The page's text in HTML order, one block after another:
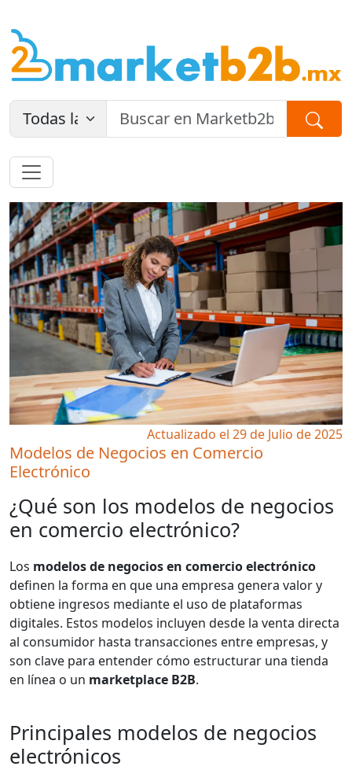
Actualizado el 29 de Julio de 2025
Modelos de Negocios en Comercio
Electrónico
¿Qué son los modelos de negocios
en comercio electrónico?
Los modelos de negocios en comercio electrónico
definen la forma en que una empresa genera valor y
obtiene ingresos mediante el uso de plataformas
digitales. Estos modelos incluyen desde la venta directa
al consumidor hasta transacciones entre empresas, y
son clave para entender cómo estructurar una tienda
en línea o un marketplace B2B.
Principales modelos de negocios
electrónicos